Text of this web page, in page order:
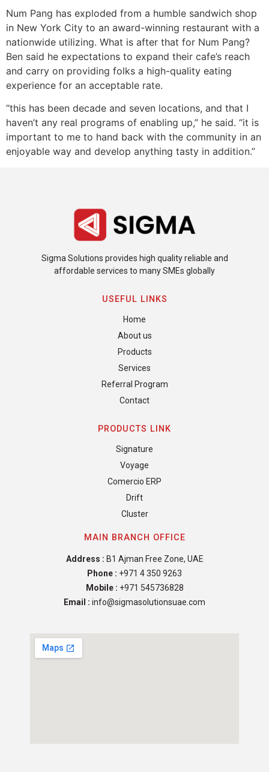
Num Pang has exploded from a humble sandwich shop
in New York City to an award-winning restaurant with a
nationwide utilizing. What is after that for Num Pang?
Ben said he expectations to expand their cafe’s reach
and carry on providing folks a high-quality eating
experience for an acceptable rate.
“this has been decade and seven locations, and that I
haven’t any real programs of enabling up,” he said. “it is
important to me to hand back with the community in an
enjoyable way and develop anything tasty in addition.”
Sigma Solutions provides high quality reliable and
affordable services to many SMEs globally
USEFUL LINKS
Home
About us
Products
Services
Referral Program
Contact
PRODUCTS LINK
Signature
Voyage
Comercio ERP
Drift
Cluster
MAIN BRANCH OFFICE
Address : B1 Ajman Free Zone, UAE
Phone : +971 4 350 9263
Mobile : +971 545736828
Email : info@sigmasolutionsuae.com